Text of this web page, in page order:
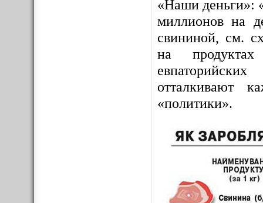
«Наши деньги»:
миллионов на
свининой, см.
на продуктах
отталкивают
«политики».